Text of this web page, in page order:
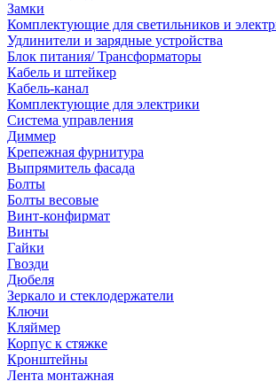
Замки
Комплектующие для светильников и
Удлинители и зарядные устройства
Блок питания/ Трансформаторы
Кабель и штейкер
Кабель-канал
Комплектующие для электрики
Система управления
Диммер
Крепежная фурнитура
Выпрямитель фасада
Болты
Болты весовые
Винт-конфирмат
Винты
Гайки
Гвозди
Дюбеля
Зеркало и стеклодержатели
Ключи
Кляймер
Корпус к стяжке
Кронштейны
Лента монтажная